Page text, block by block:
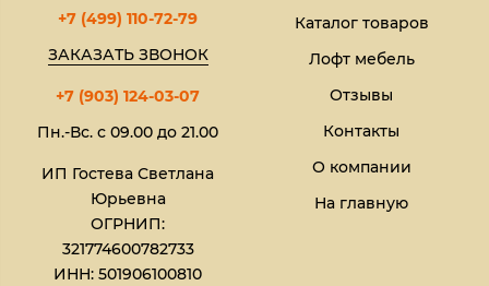
+7 (499) 110-72-79
ЗАКАЗАТЬ ЗВОНОК
+7 (903) 124-03-07
Пн.-Вс. с 09.00 до 21.00
ИП Гостева Светлана
Юрьевна​
ОГРНИП:
321774600782733
ИНН: 501906100810
Каталог товаров
Лофт мебель
Отзывы
Контакты
О компании
На главную